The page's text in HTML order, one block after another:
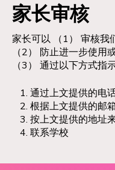
家长审核
家长可以 （1） 审核我
（2） 防止进一步使用
（3） 通过以下方式指
通过上文提供的电
根据上文提供的邮
按上文提供的地址
联系学校